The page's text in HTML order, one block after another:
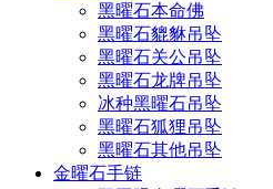
黑曜石本命佛
黑曜石貔貅吊坠
黑曜石关公吊坠
黑曜石龙牌吊坠
冰种黑曜石吊坠
黑曜石狐狸吊坠
黑曜石其他吊坠
金曜石手链